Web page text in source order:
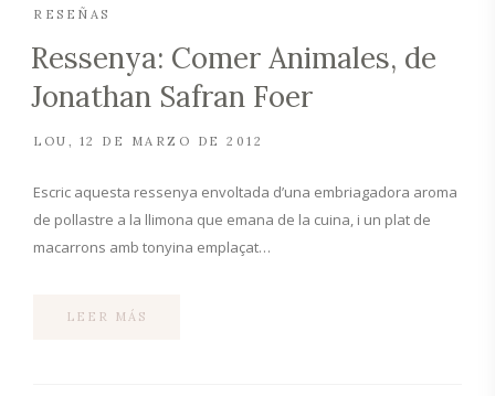
RESEÑAS
Ressenya: Comer Animales, de
Jonathan Safran Foer
LOU 12 DE MARZO DE 2012
Escric aquesta ressenya envoltada d’una embriagadora aroma
de pollastre a la llimona que emana de la cuina, i un plat de
macarrons amb tonyina emplaçat…
LEER MÁS